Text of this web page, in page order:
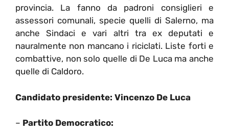
provincia. La fanno da padroni consiglieri e
assessori comunali, specie quelli di Salerno, ma
anche Sindaci e vari altri tra ex deputati e
nauralmente non mancano i riciclati. Liste forti e
combattive, non solo quelle di De Luca ma anche
quelle di Caldoro.
Candidato presidente: Vincenzo De Luca
– Partito Democratico: